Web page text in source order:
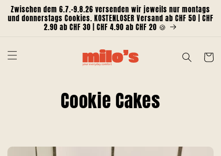
zum
Inhalt
Zwischen dem 6.7.-9.8.26 versenden wir jeweils nur montags
und donnerstags Cookies. KOSTENLOSER Versand ab CHF 50 | CHF
2.90 ab CHF 30 | CHF 4.90 ab CHF 20 🍪
K
Cookie Cakes